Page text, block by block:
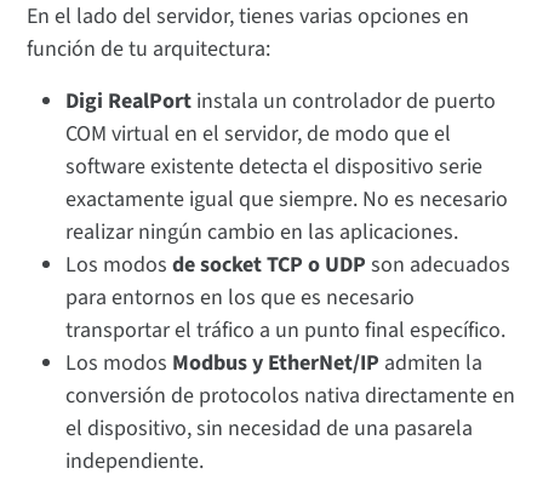
En el lado del servidor, tienes varias opciones en
función de tu arquitectura:
Digi RealPort instala un controlador de puerto
COM virtual en el servidor, de modo que el
software existente detecta el dispositivo serie
exactamente igual que siempre. No es necesario
realizar ningún cambio en las aplicaciones.
Los modosde socket TCP o UDP son adecuados
para entornos en los que es necesario
transportar el tráfico a un punto final específico.
Los modos Modbus y EtherNet/IP admiten la
conversión de protocolos nativa directamente en
el dispositivo, sin necesidad de una pasarela
independiente.